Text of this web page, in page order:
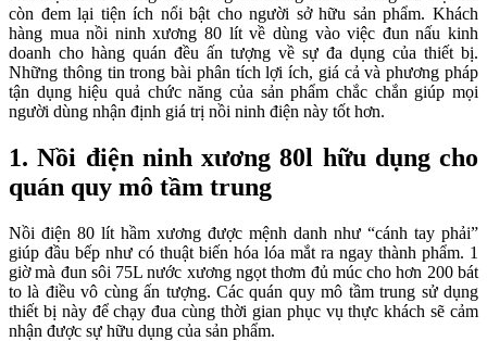
còn đem lại tiện ích nổi bật cho người sở hữu sản phẩm. Khách
hàng mua nồi ninh xương 80 lít về dùng vào việc đun nấu kinh
doanh cho hàng quán đều ấn tượng về sự đa dụng của thiết bị.
Những thông tin trong bài phân tích lợi ích, giá cả và phương pháp
tận dụng hiệu quả chức năng của sản phẩm chắc chắn giúp mọi
người dùng nhận định giá trị nồi ninh điện này tốt hơn.
1. Nồi điện ninh xương 80l hữu dụng cho
quán quy mô tầm trung
Nồi điện 80 lít hầm xương được mệnh danh như “cánh tay phải”
giúp đầu bếp như có thuật biến hóa lóa mắt ra ngay thành phẩm. 1
giờ mà đun sôi 75L nước xương ngọt thơm đủ múc cho hơn 200 bát
to là điều vô cùng ấn tượng. Các quán quy mô tầm trung sử dụng
thiết bị này để chạy đua cùng thời gian phục vụ thực khách sẽ cảm
nhận được sự hữu dụng của sản phẩm.